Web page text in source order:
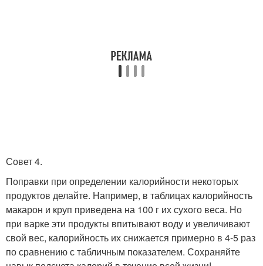
Совет 4.
Поправки при определении калорийности некоторых
продуктов делайте. Например, в таблицах калорийность
макарон и круп приведена на 100 г их сухого веса. Но
при варке эти продукты впитывают воду и увеличивают
свой вес, калорийность их снижается примерно в 4-5 раз
по сравнению с табличным показателем. Сохраняйте